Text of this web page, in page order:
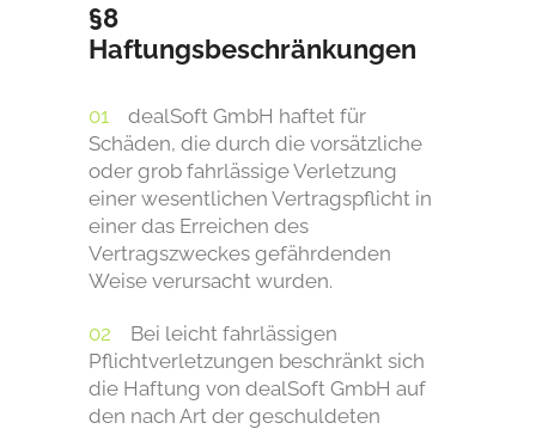
§8
Haftungsbeschränkungen
dealSoft GmbH haftet für
Schäden, die durch die vorsätzliche
oder grob fahrlässige Verletzung
einer wesentlichen Vertragspflicht in
einer das Erreichen des
Vertragszweckes gefährdenden
Weise verursacht wurden.
Bei leicht fahrlässigen
Pflichtverletzungen beschränkt sich
die Haftung von dealSoft GmbH auf
den nach Art der geschuldeten